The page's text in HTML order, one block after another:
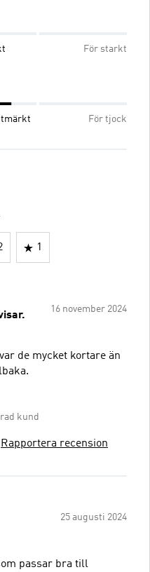
För starkt
För tjock
1
16 november 2024
de mycket kortare än
kund
Rapportera recension
25 augusti 2024
passar bra till